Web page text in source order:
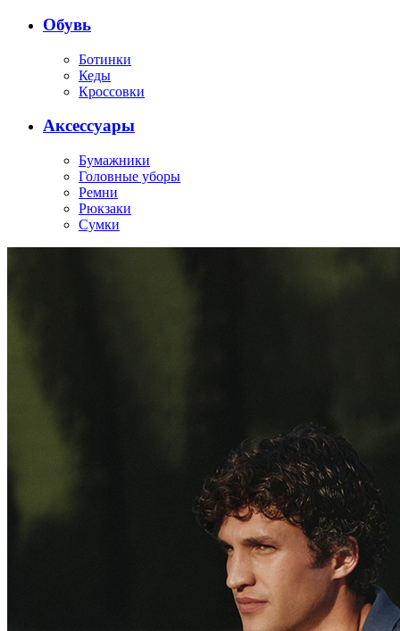
Обувь
Ботинки
Кеды
Кроссовки
Аксессуары
Бумажники
Головные уборы
Ремни
Рюкзаки
Сумки